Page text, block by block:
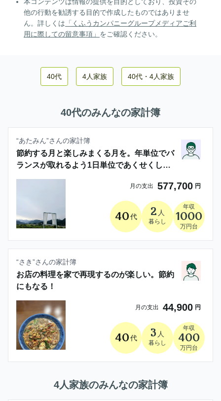
本コンテンツは情報の提供を目的としており、投資その
他の行動を勧誘する目的で作成したものではありませ
ん。詳しくは 「くふうカンパニーグループメディアご利
用に際しての留意事項」 をご確認ください。
40代 4人家族 40代 ・ 4人家族
40代のみんなの家計簿
“あたみん”さんの家計簿
節約する月と楽しみまくる月を。年単位でバ
ランスが取れるよう1日単位であくせくしな
月の支出 577,700 円
40代 2 人
暮らし
年収
1000
万円台
“さき”さんの家計簿
お店の料理を家で再現するのが楽しい。節約
にもなる！
月の支出 44,900 円
40代 3 人
暮らし
年収
400
万円台
4人家族のみんなの家計簿